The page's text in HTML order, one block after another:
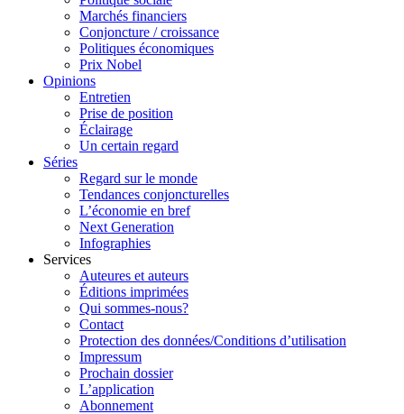
Marchés financiers
Conjoncture / croissance
Politiques économiques
Prix Nobel
Opinions
Entretien
Prise de position
Éclairage
Un certain regard
Séries
Regard sur le monde
Tendances conjoncturelles
L’économie en bref
Next Generation
Infographies
Services
Auteures et auteurs
Éditions imprimées
Qui sommes-nous?
Contact
Protection des données/Conditions d’utilisation
Impressum
Prochain dossier
L’application
Abonnement